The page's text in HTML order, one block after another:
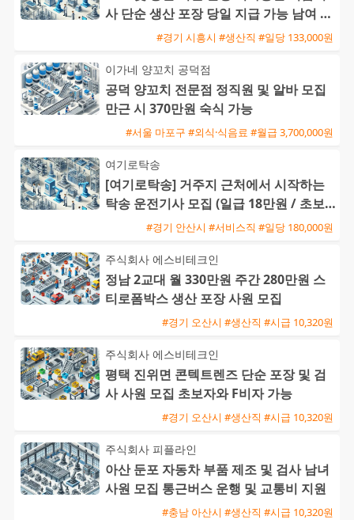
사 단순 생산 포장 당일 지급 가능 남여 사
#경기 시흥시 #생산직 #일당 133,000원
이가네 양꼬치 공덕점
공덕 양꼬치 전문점 정직원 및 알바 모집
만근 시 370만원 숙식 가능
#서울 마포구 #외식·식음료 #월급 3,700,000원
여기로탁송
[여기로탁송] 거주지 근처에서 시작하는
탁송 운전기사 모집 (일급 18만원 / 초보
및 외국인 가능)
#경기 안산시 #서비스직 #일당 180,000원
주식회사 에스비테크인
정남 2교대 월 330만원 주간 280만원 스
티로폼박스 생산 포장 사원 모집
#경기 오산시 #생산직 #시급 10,320원
주식회사 에스비테크인
평택 진위면 콘텍트렌즈 단순 포장 및 검
사 사원 모집 초보자와 F비자 가능
#경기 오산시 #생산직 #시급 10,320원
주식회사 피플라인
아산 둔포 자동차 부품 제조 및 검사 남녀
사원 모집 통근버스 운행 및 교통비 지원
#충남 아산시 #생산직 #시급 10,320원